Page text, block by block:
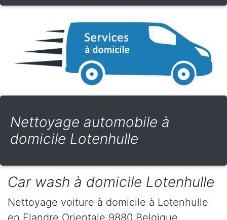
Nettoyage automobile à
domicile Lotenhulle
Car wash à domicile Lotenhulle
Nettoyage voiture à domicile à Lotenhulle